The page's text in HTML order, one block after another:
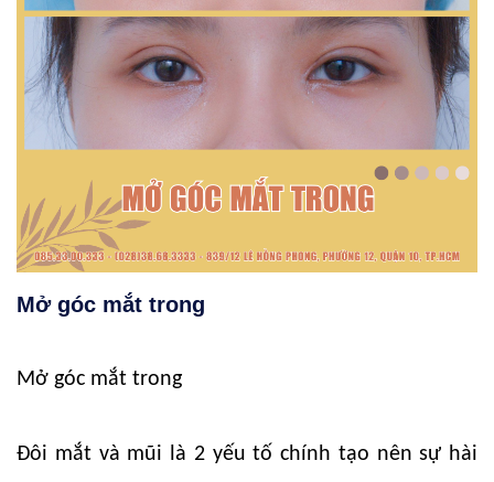
Mở góc mắt trong
Mở góc mắt trong
Đôi mắt và mũi là 2 yếu tố chính tạo nên sự hài